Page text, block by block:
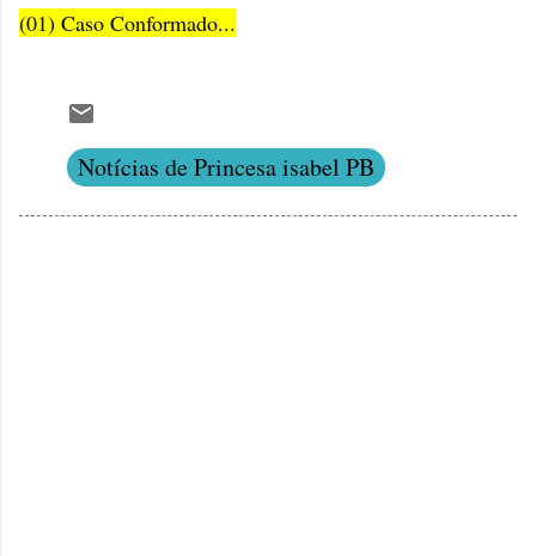
(01) Caso Conformado...
Notícias de Princesa isabel PB